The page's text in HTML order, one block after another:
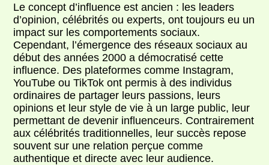
Le concept d’influence est ancien : les leaders
d’opinion, célébrités ou experts, ont toujours eu un
impact sur les comportements sociaux.
Cependant, l’émergence des réseaux sociaux au
début des années 2000 a démocratisé cette
influence. Des plateformes comme Instagram,
YouTube ou TikTok ont permis à des individus
ordinaires de partager leurs passions, leurs
opinions et leur style de vie à un large public, leur
permettant de devenir influenceurs. Contrairement
aux célébrités traditionnelles, leur succès repose
souvent sur une relation perçue comme
authentique et directe avec leur audience.